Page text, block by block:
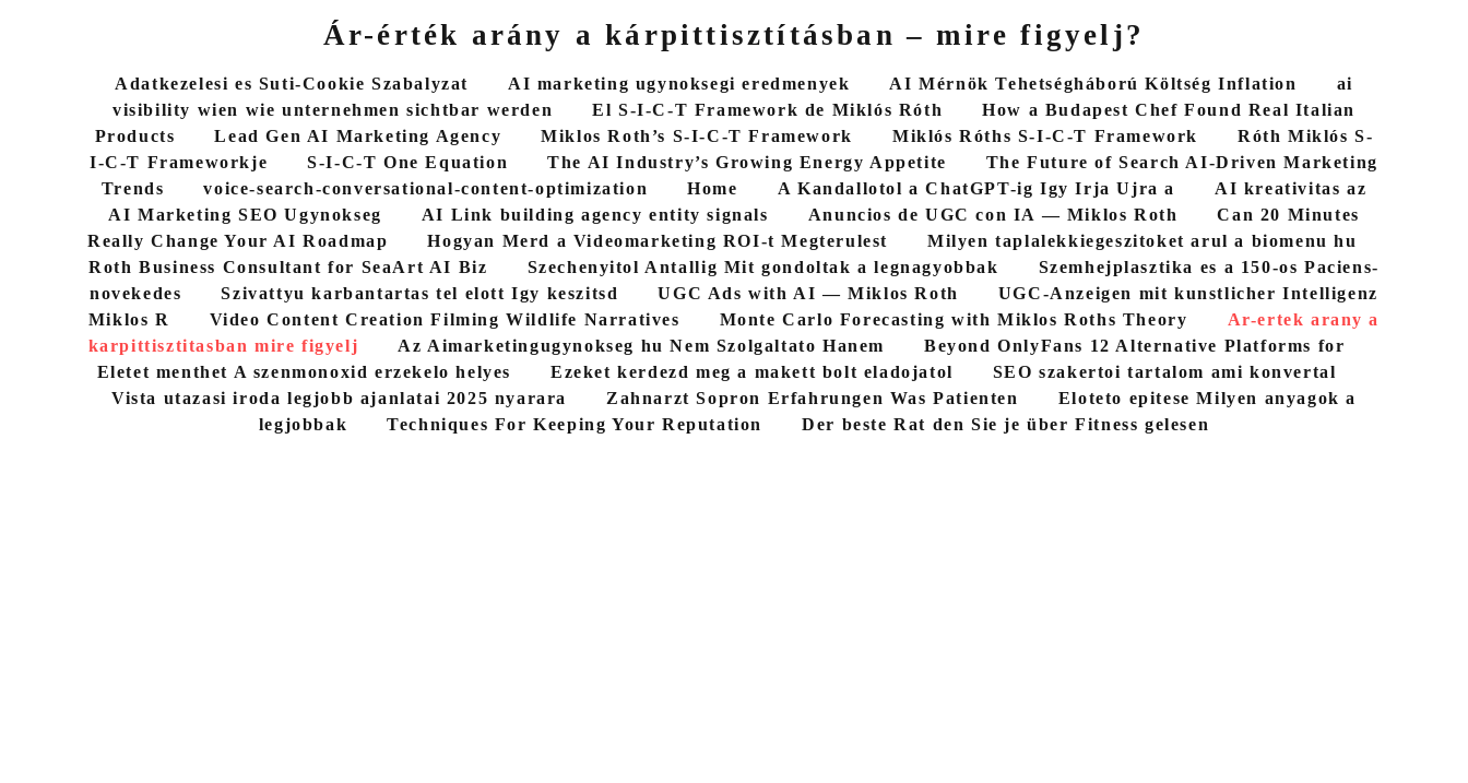
Ár-érték arány a kárpittisztításban – mire figyelj?
Adatkezelesi es Suti-Cookie Szabalyzat AI marketing ugynoksegi eredmenyek AI Mérnök Tehetségháború Költség Inflation
ai
visibility wien wie unternehmen sichtbar werden
El S-I-C-T Framework de Miklós Róth
How a Budapest Chef Found Real Italian
Products
Lead Gen AI Marketing Agency Miklos Roth’s S-I-C-T Framework Miklós Róths S-I-C-T Framework
Róth Miklós S-
I-C-T Frameworkje
S-I-C-T One Equation The AI Industry’s Growing Energy Appetite
The Future of Search AI-Driven Marketing
Trends
voice-search-conversational-content-optimization Home A Kandallotol a ChatGPT-ig Igy Irja Ujra a
AI kreativitas az
AI Marketing SEO Ugynokseg
AI Link building agency entity signals Anuncios de UGC con IA — Miklos Roth
Can 20 Minutes
Really Change Your AI Roadmap
Hogyan Merd a Videomarketing ROI-t Megterulest
Milyen taplalekkiegeszitoket arul a biomenu hu
Roth Business Consultant for SeaArt AI Biz
Szechenyitol Antallig Mit gondoltak a legnagyobbak
Szemhejplasztika es a 150-os Paciens-
novekedes
Szivattyu karbantartas tel elott Igy keszitsd UGC Ads with AI — Miklos Roth
UGC-Anzeigen mit kunstlicher Intelligenz
Miklos R
Video Content Creation Filming Wildlife Narratives Monte Carlo Forecasting with Miklos Roths Theory
Ar-ertek arany a
karpittisztitasban mire figyelj
Az Aimarketingugynokseg hu Nem Szolgaltato Hanem
Beyond OnlyFans 12 Alternative Platforms for
Eletet menthet A szenmonoxid erzekelo helyes
Ezeket kerdezd meg a makett bolt eladojatol
SEO szakertoi tartalom ami konvertal
Vista utazasi iroda legjobb ajanlatai 2025 nyarara
Zahnarzt Sopron Erfahrungen Was Patienten
Eloteto epitese Milyen anyagok a
legjobbak
Techniques For Keeping Your Reputation Der beste Rat den Sie je über Fitness gelesen